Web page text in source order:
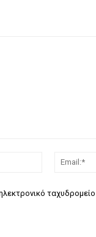
Όνομα:*